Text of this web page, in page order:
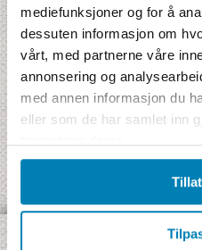
mediefunksjoner og for å
dessuten informasjon om
vårt, med partnerne våre
annonsering og
med annen informasjon du
eller som de har samlet inn